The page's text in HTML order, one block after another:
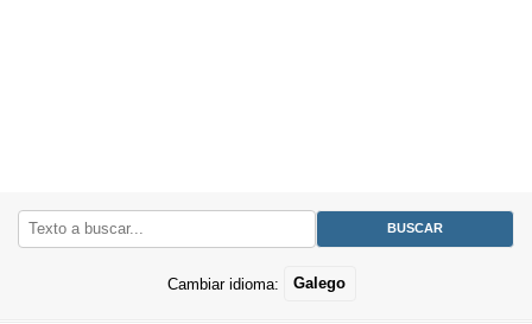
Cambiar idioma: Galego